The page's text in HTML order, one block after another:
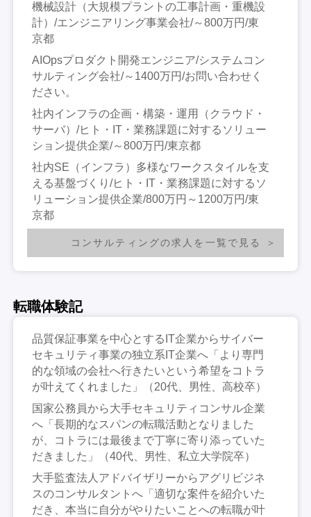
機械設計（大規模プラントの工事計画・重機設
計）/エンジニアリング事業会社/～800万円/東
京都
AIOpsプロダクト開発エンジニア/システムコン
サルティング会社/～1400万円/お問い合わせく
ださい。
社内インフラの企画・構築・運用（クラウド・
サーバ）/ヒト・IT・業務課題に対するソリュー
ション提供企業/～800万円/東京都
社内SE（インフラ）多様なワークスタイルを支
える基盤づくり/ヒト・IT・業務課題に対するソ
リューション提供企業/800万円～1200万円/東
京都
コンサルティングの求人を一覧で見る
転職体験記
品質保証事業を中心とするIT企業からサイバー
セキュリティ事業の独立系IT企業へ「より専門
的な領域の会社へ行きたいという希望をコトラ
が叶えてくれました」（20代、男性、高校卒）
国家公務員から大手セキュリティコンサル企業
へ「長期的なスパンの転職活動となりました
が、コトラには最後まで丁寧に寄り添っていた
だきました」（40代、男性、私立大学院卒）
大手監査法人アドバイザリーからアグリビジネ
スのコンサルタントへ「適切な案件を紹介いた
だき、本当に自分がやりたいことへの転職が叶